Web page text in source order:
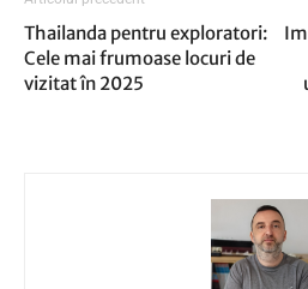
Thailanda pentru exploratori:
Cele mai frumoase locuri de
vizitat în 2025